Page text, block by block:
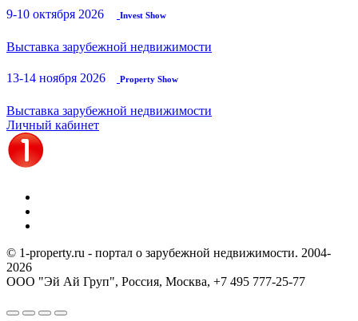
9-10 октября 2026 Invest Show
Выставка зарубежной недвижимости
13-14 ноября 2026 Property Show
Выставка зарубежной недвижимости
Личный кабинет
© 1-property.ru - портал о зарубежной недвижимости. 2004-
2026
ООО "Эй Ай Груп", Россия, Москва, +7 495 777-25-77